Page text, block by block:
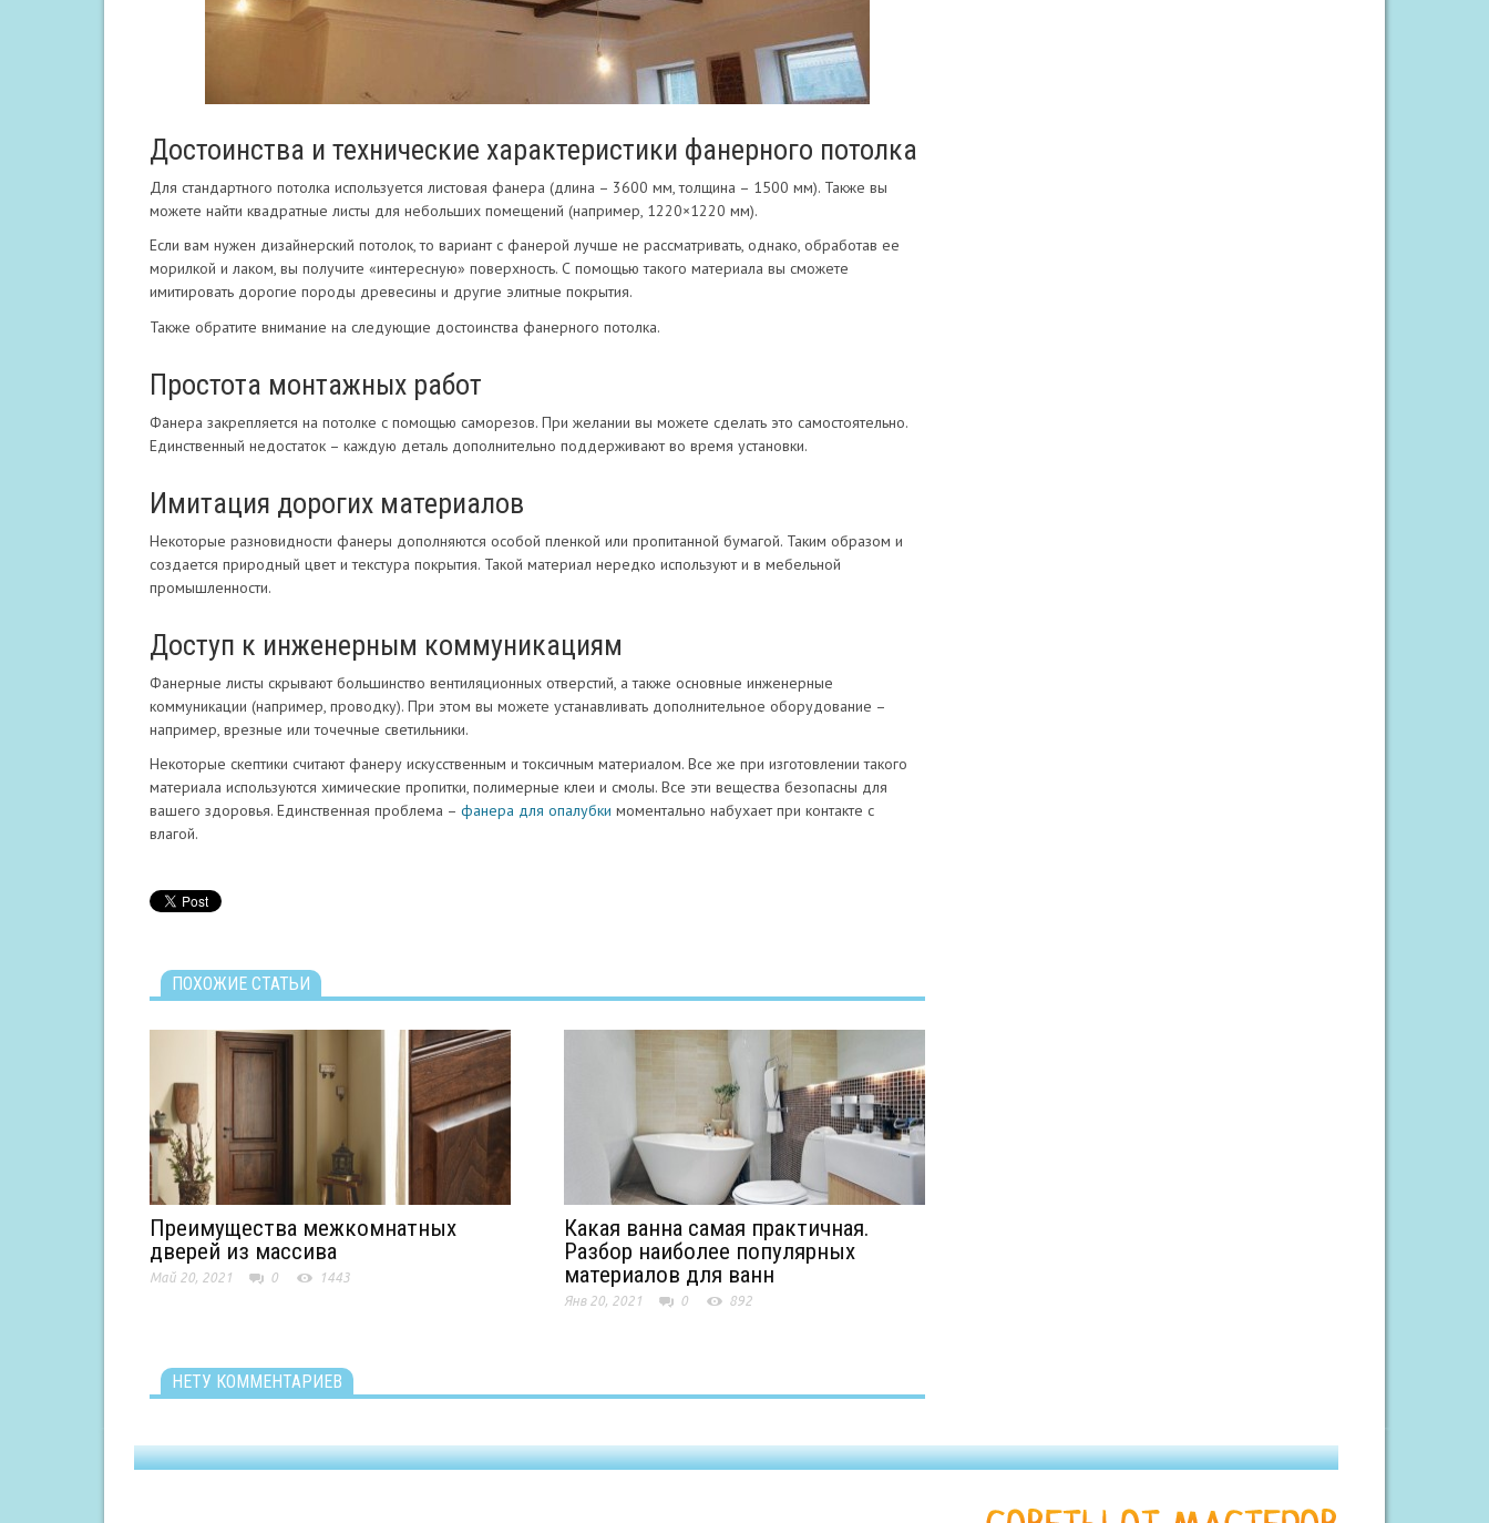
Достоинства и технические характеристики фанерного потолка
Для стандартного потолка используется листовая фанера (длина – 3600 мм, толщина – 1500 мм). Также вы
можете найти квадратные листы для небольших помещений (например, 1220×1220 мм).
Если вам нужен дизайнерский потолок, то вариант с фанерой лучше не рассматривать, однако, обработав ее
морилкой и лаком, вы получите «интересную» поверхность. С помощью такого материала вы сможете
имитировать дорогие породы древесины и другие элитные покрытия.
Также обратите внимание на следующие достоинства фанерного потолка.
Простота монтажных работ
Фанера закрепляется на потолке с помощью саморезов. При желании вы можете сделать это самостоятельно.
Единственный недостаток – каждую деталь дополнительно поддерживают во время установки.
Имитация дорогих материалов
Некоторые разновидности фанеры дополняются особой пленкой или пропитанной бумагой. Таким образом и
создается природный цвет и текстура покрытия. Такой материал нередко используют и в мебельной
промышленности.
Доступ к инженерным коммуникациям
Фанерные листы скрывают большинство вентиляционных отверстий, а также основные инженерные
коммуникации (например, проводку). При этом вы можете устанавливать дополнительное оборудование –
например, врезные или точечные светильники.
Некоторые скептики считают фанеру искусственным и токсичным материалом. Все же при изготовлении такого
материала используются химические пропитки, полимерные клеи и смолы. Все эти вещества безопасны для
вашего здоровья. Единственная проблема – фанера для опалубки моментально набухает при контакте с
влагой.
ПОХОЖИЕ СТАТЬИ
Преимущества межкомнатных
дверей из массива
Май 20, 2021 0 1443
Какая ванна самая практичная.
Разбор наиболее популярных
материалов для ванн
Янв 20, 2021 0 892
НЕТУ КОММЕНТАРИЕВ